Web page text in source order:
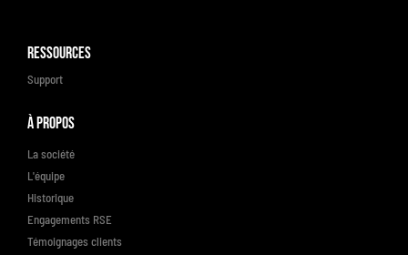
Ressources
Support
À propos
La société
L'équipe
Historique
Engagements RSE
Témoignages clients